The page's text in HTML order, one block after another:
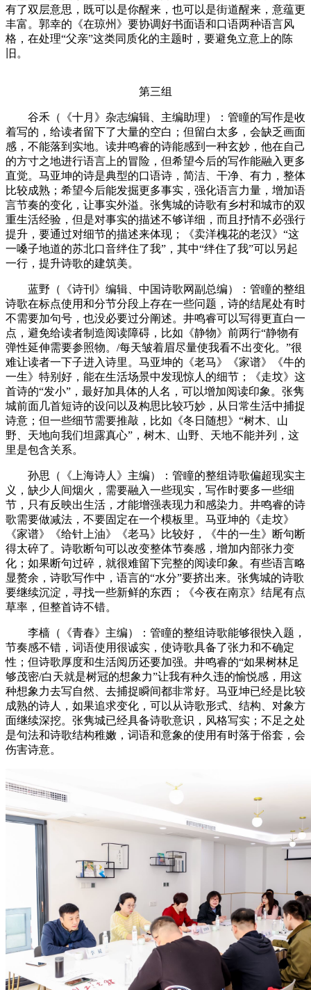
有了双层意思，既可以是你醒来，也可以是街道醒来，意蕴更
丰富。郭幸的《在琼州》要协调好书面语和口语两种语言风
格，在处理“父亲”这类同质化的主题时，要避免立意上的陈
旧。
第三组
谷禾（《十月》杂志编辑、主编助理）：管瞳的写作是收
着写的，给读者留下了大量的空白；但留白太多，会缺乏画面
感，不能落到实地。读井鸣睿的诗能感到一种玄妙，他在自己
的方寸之地进行语言上的冒险，但希望今后的写作能融入更多
直觉。马亚坤的诗是典型的口语诗，简洁、干净、有力，整体
比较成熟；希望今后能发掘更多事实，强化语言力量，增加语
言节奏的变化，让事实外溢。张隽城的诗歌有乡村和城市的双
重生活经验，但是对事实的描述不够详细，而且抒情不必强行
提升，要通过对细节的描述来体现；《卖洋槐花的老汉》“这
一嗓子地道的苏北口音绊住了我”，其中“绊住了我”可以另起
一行，提升诗歌的建筑美。
蓝野（《诗刊》编辑、中国诗歌网副总编）：管瞳的整组
诗歌在标点使用和分节分段上存在一些问题，诗的结尾处有时
不需要加句号，也没必要过分阐述。井鸣睿可以写得更直白一
点，避免给读者制造阅读障碍，比如《静物》前两行“静物有
弹性延伸需要参照物。/每天皱着眉尽量使我看不出变化。”很
难让读者一下子进入诗里。马亚坤的《老马》《家谱》《牛的
一生》特别好，能在生活场景中发现惊人的细节；《走坟》这
首诗的“发小”，最好加具体的人名，可以增加阅读印象。张隽
城前面几首短诗的设问以及构思比较巧妙，从日常生活中捕捉
诗意；但一些细节需要推敲，比如《冬日随想》“树木、山
野、天地向我们坦露真心”，树木、山野、天地不能并列，这
里是包含关系。
孙思（《上海诗人》主编）：管瞳的整组诗歌偏超现实主
义，缺少人间烟火，需要融入一些现实，写作时要多一些细
节，只有反映出生活，才能增强表现力和感染力。井鸣睿的诗
歌需要做减法，不要固定在一个模板里。马亚坤的《走坟》
《家谱》《给针上油》《老马》比较好，《牛的一生》断句断
得太碎了。诗歌断句可以改变整体节奏感，增加内部张力变
化；如果断句过碎，就很难留下完整的阅读印象。有些语言略
显赘余，诗歌写作中，语言的“水分”要挤出来。张隽城的诗歌
要继续沉淀，寻找一些新鲜的东西；《今夜在南京》结尾有点
草率，但整首诗不错。
李樯（《青春》主编）：管瞳的整组诗歌能够很快入题，
节奏感不错，词语使用很诚实，使诗歌具备了张力和不确定
性；但诗歌厚度和生活阅历还要加强。井鸣睿的“如果树林足
够茂密/白天就是树冠的想象力”让我有种久违的愉悦感，用这
种想象力去写自然、去捕捉瞬间都非常好。马亚坤已经是比较
成熟的诗人，如果追求变化，可以从诗歌形式、结构、对象方
面继续深挖。张隽城已经具备诗歌意识，风格写实；不足之处
是句法和诗歌结构稚嫩，词语和意象的使用有时落于俗套，会
伤害诗意。